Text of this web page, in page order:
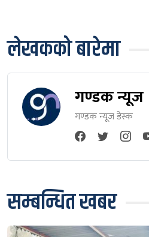
लेखकको बारेमा
गण्डक न्यूज
गण्डक न्यूज डेस्क
सम्बन्धित खबर